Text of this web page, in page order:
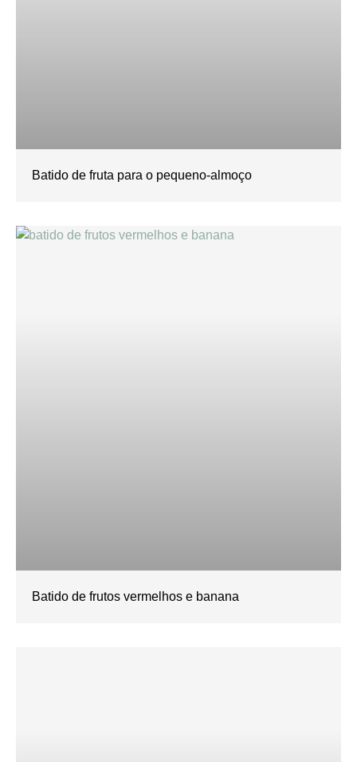
Batido de fruta para o pequeno-almoço
Batido de frutos vermelhos e banana